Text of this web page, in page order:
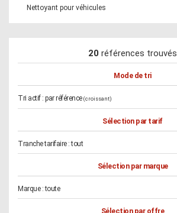
Nettoyant pour véhicules
20 références trouvés
Mode de tri
Tri actif : par référence (croissant)
Sélection par tarif
Tranche tarifaire :tout
Sélection par marque
Marque :toute
Sélection par offre